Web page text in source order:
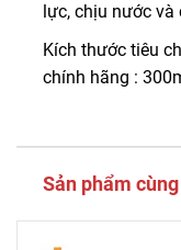
lực, chịu nước và
Kích thước tiêu
chính hãng :
Sản phẩm